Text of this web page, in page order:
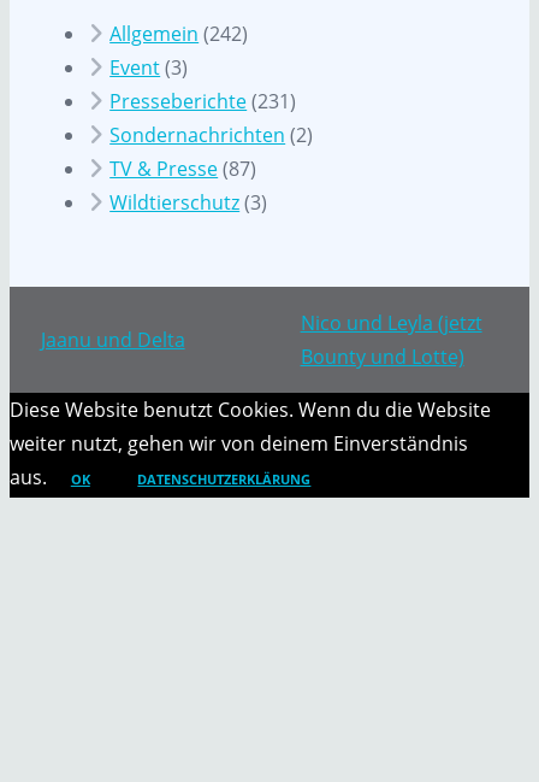
Allgemein (242)
Event(3)
Presseberichte(231)
Sondernachrichten (2)
TV & Presse(87)
Wildtierschutz(3)
Jaanu und Delta
Nico und Leyla (jetzt
Bounty und Lotte)
Diese Website benutzt Cookies. Wenn du die Website
weiter nutzt, gehen wir von deinem Einverständnis
aus.
OK DATENSCHUTZERKLÄRUNG